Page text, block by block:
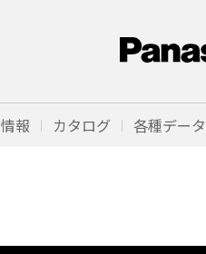
報 カタログ 各種データ